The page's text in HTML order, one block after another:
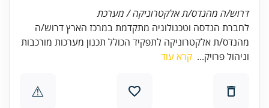
דרוש/ה מהנדס/ת אלקטרוניקה / מערכת
לחברת הנדסה וטכנולוגיה מתקדמת במרכז הארץ דרוש/ה
מהנדס/ת אלקטרוניקה לתפקיד הכולל תכנון מערכות מורכבות
וניהול פרויק... קרא עוד
⚠